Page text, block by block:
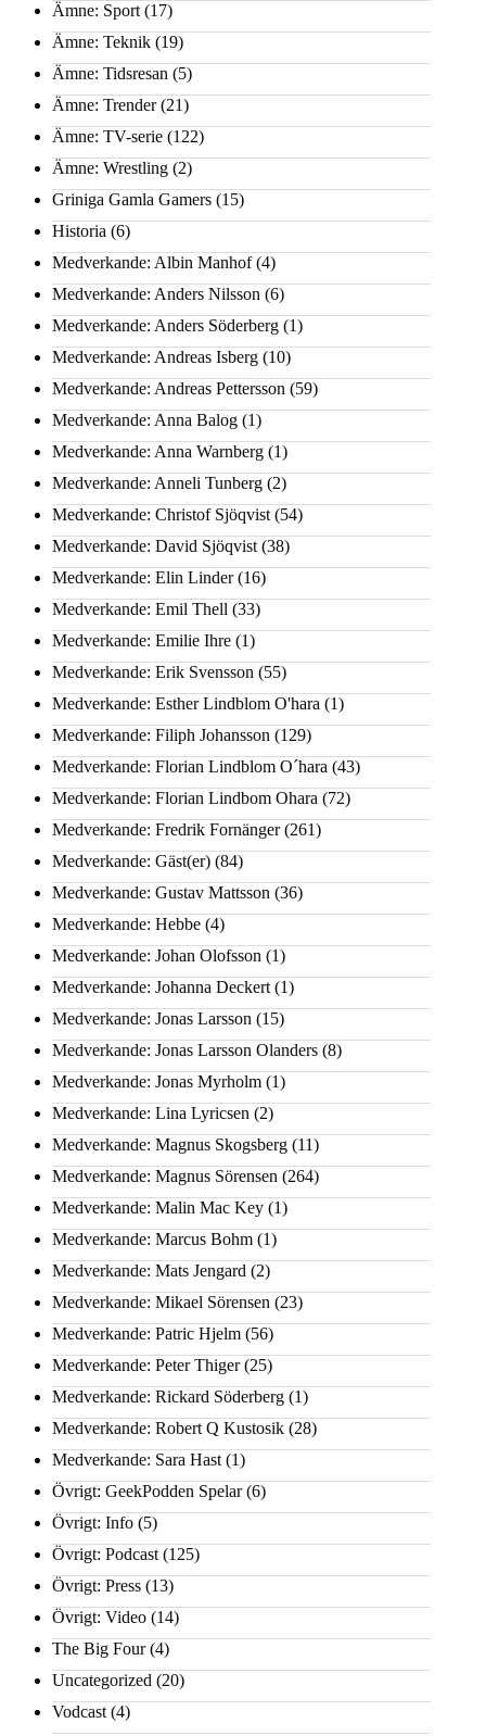
Ämne: Sport (17)
Ämne: Teknik (19)
Ämne: Tidsresan (5)
Ämne: Trender(21)
Ämne: TV-serie (122)
Ämne: Wrestling (2)
Griniga Gamla Gamers (15)
Historia (6)
Medverkande: Albin Manhof(4)
Medverkande: Anders Nilsson (6)
Medverkande: Anders Söderberg (1)
Medverkande: Andreas Isberg (10)
Medverkande: Andreas Pettersson (59)
Medverkande: Anna Balog (1)
Medverkande: Anna Warnberg (1)
Medverkande: Anneli Tunberg (2)
Medverkande: Christof Sjöqvist (54)
Medverkande: David Sjöqvist (38)
Medverkande: Elin Linder(16)
Medverkande: Emil Thell (33)
Medverkande: Emilie Ihre (1)
Medverkande: Erik Svensson (55)
Medverkande: Esther Lindblom O'hara (1)
Medverkande: Filiph Johansson (129)
Medverkande: Florian Lindblom O´hara (43)
Medverkande: Florian Lindbom Ohara (72)
Medverkande: Fredrik Fornänger(261)
Medverkande: Gäst(er) (84)
Medverkande: Gustav Mattsson (36)
Medverkande: Hebbe (4)
Medverkande: Johan Olofsson (1)
Medverkande: Johanna Deckert (1)
Medverkande: Jonas Larsson (15)
Medverkande: Jonas Larsson Olanders (8)
Medverkande: Jonas Myrholm (1)
Medverkande: Lina Lyricsen (2)
Medverkande: Magnus Skogsberg (11)
Medverkande: Magnus Sörensen (264)
Medverkande: Malin Mac Key (1)
Medverkande: Marcus Bohm (1)
Medverkande: Mats Jengard (2)
Medverkande: Mikael Sörensen (23)
Medverkande: Patric Hjelm (56)
Medverkande: Peter Thiger(25)
Medverkande: Rickard Söderberg (1)
Medverkande: Robert Q Kustosik (28)
Medverkande: Sara Hast (1)
Övrigt: GeekPodden Spelar(6)
Övrigt: Info (5)
Övrigt: Podcast (125)
Övrigt: Press (13)
Övrigt: Video (14)
The Big Four(4)
Uncategorized (20)
Vodcast (4)